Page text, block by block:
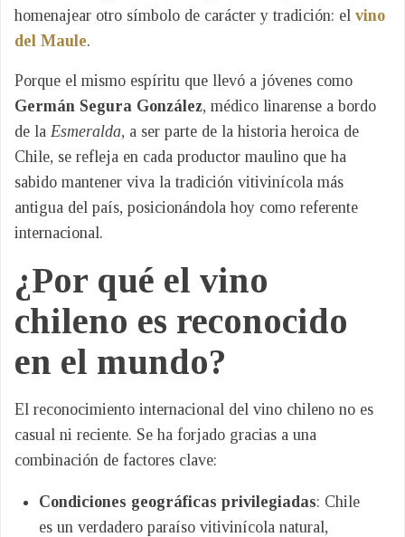
homenajear otro símbolo de carácter y tradición: el vino
del Maule.
Porque el mismo espíritu que llevó a jóvenes como
Germán Segura González, médico linarense a bordo
de la Esmeralda, a ser parte de la historia heroica de
Chile, se refleja en cada productor maulino que ha
sabido mantener viva la tradición vitivinícola más
antigua del país, posicionándola hoy como referente
internacional.
¿Por qué el vino
chileno es reconocido
en el mundo?
El reconocimiento internacional del vino chileno no es
casual ni reciente. Se ha forjado gracias a una
combinación de factores clave:
Condiciones geográficas privilegiadas: Chile
es un verdadero paraíso vitivinícola natural,